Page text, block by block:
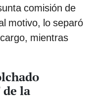
comisión de
motivo, lo separó
mientras
la